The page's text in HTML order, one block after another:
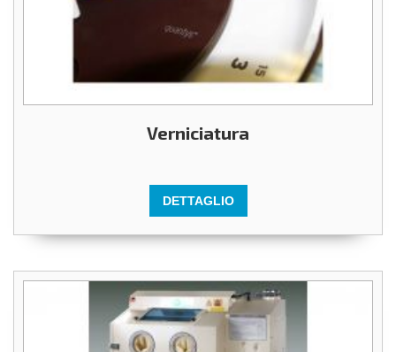
Verniciatura
DETTAGLIO